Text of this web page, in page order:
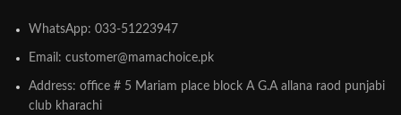
WhatsApp: 033-51223947
Email: customer@mamachoice.pk
Address: office # 5 Mariam place block A G.A allana raod punjabi
club kharachi